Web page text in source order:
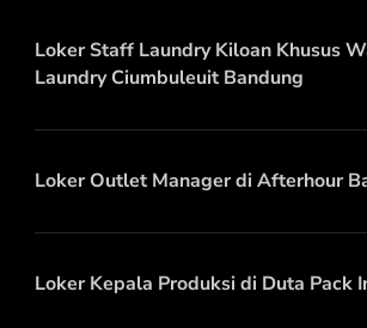
Loker Staff Laundry Kiloan Khusus
Laundry Ciumbuleuit Bandung
Loker Outlet Manager di Afterhour
Loker Kepala Produksi di Duta Pack